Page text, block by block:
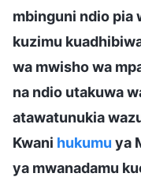
mbinguni ndio pia
kuzimu
wa mwisho wa
na ndio utakuwa
atawatunukia
Kwani hukumu ya
ya mwanadamu